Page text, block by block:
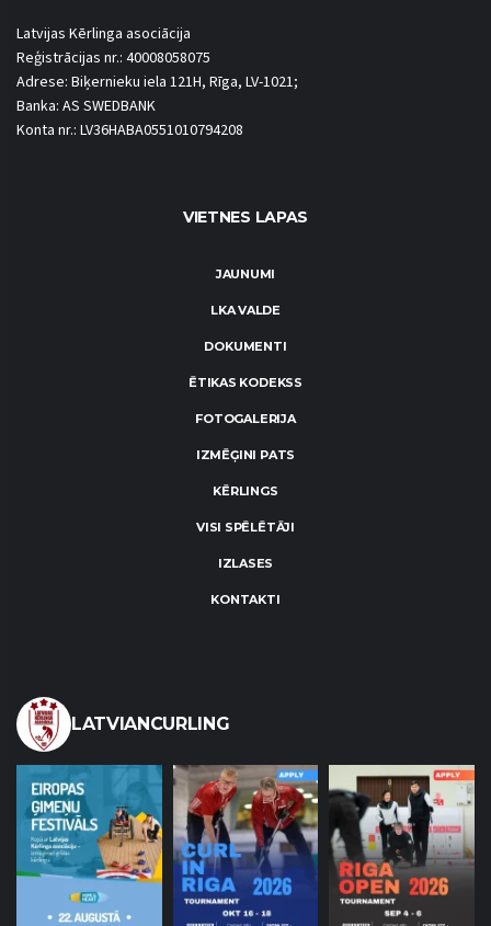
Latvijas Kērlinga asociācija
Reģistrācijas nr.: 40008058075
Adrese: Biķernieku iela 121H, Rīga, LV-1021;
Banka: AS SWEDBANK
Konta nr.: LV36HABA0551010794208
VIETNES LAPAS
JAUNUMI
LKA VALDE
DOKUMENTI
ĒTIKAS KODEKSS
FOTOGALERIJA
IZMĒĢINI PATS
KĒRLINGS
VISI SPĒLĒTĀJI
IZLASES
KONTAKTI
LATVIANCURLING